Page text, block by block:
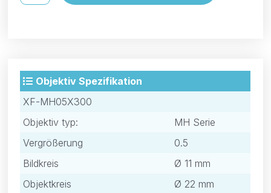
Objektiv Spezifikation
XF-MH05X300
Objektiv typ:
MH Serie
Vergrößerung
0.5
Bildkreis
Ø 11 mm
Objektkreis
Ø 22 mm